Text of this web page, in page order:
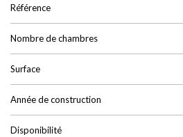
Référence
Nombre de chambres
Surface
Année de construction
Disponibilité